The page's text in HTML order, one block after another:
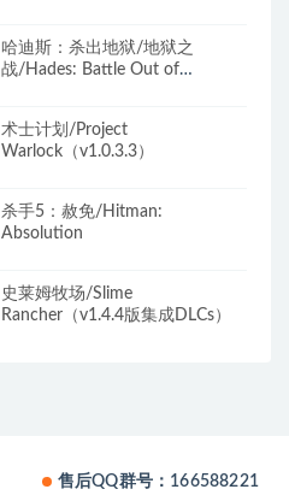
哈迪斯：杀出地狱/地狱之
战/Hades: Battle Out of
术士计划/Project
Warlock（v1.0.3.3）
杀手5：赦免/Hitman:
Absolution
史莱姆牧场/Slime
Rancher（v1.4.4版集成DLCs）
售后QQ群号：166588221